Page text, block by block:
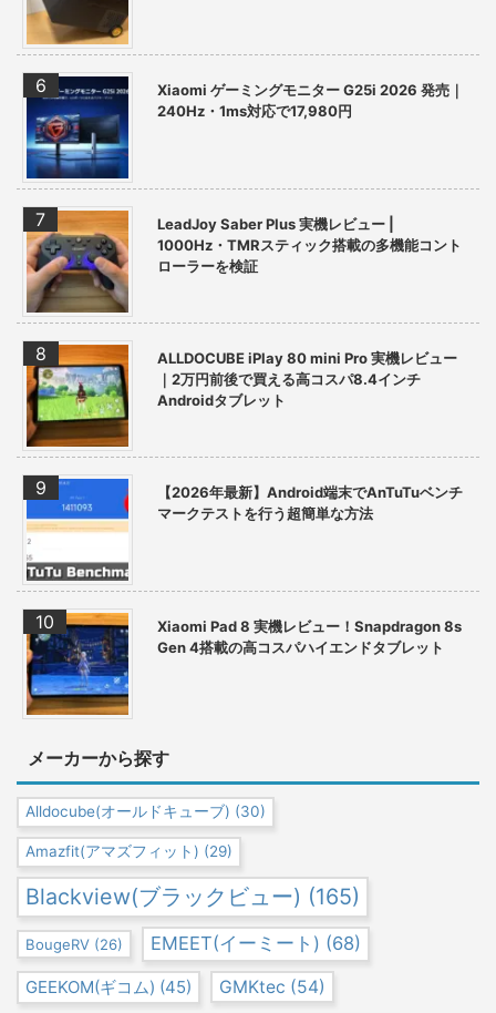
Xiaomi ゲーミングモニター G25i 2026 発売｜
240Hz・1ms対応で17,980円
LeadJoy Saber Plus 実機レビュー |
1000Hz・TMRスティック搭載の多機能コント
ローラーを検証
ALLDOCUBE iPlay 80 mini Pro 実機レビュー
｜2万円前後で買える高コスパ8.4インチ
Androidタブレット
【2026年最新】Android端末でAnTuTuベンチ
マークテストを行う超簡単な方法
Xiaomi Pad 8 実機レビュー！Snapdragon 8s
Gen 4搭載の高コスパハイエンドタブレット
メーカーから探す
Alldocube(オールドキューブ) (30)
Amazfit(アマズフィット) (29)
Blackview(ブラックビュー) (165)
BougeRV (26) EMEET(イーミート) (68)
GEEKOM(ギコム) (45) GMKtec (54)